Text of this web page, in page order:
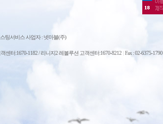
팅서비스 사업자 : 넷마블(주)
센터:1670-1182 / 리니지2 레볼루션 고객센터:1670-8212 Fax : 02-6375-1790